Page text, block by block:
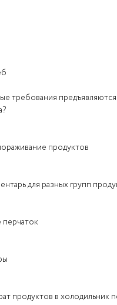
требования
продуктов
для разных групп
перчаток
продуктов в холодильник